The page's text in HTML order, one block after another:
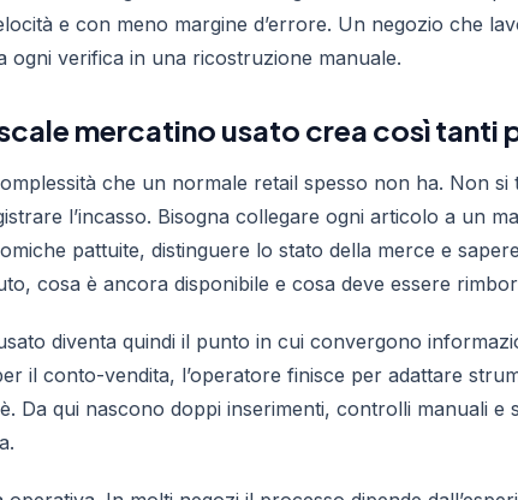
e con meno margine d’errore. Un negozio che
ogni verifica in una ricostruzione manuale.
mercatino usato crea così tanti
che un normale retail spesso non ha. Non si
l’incasso. Bisogna collegare ogni articolo a un
pattuite, distinguere lo stato della merce e
cosa è ancora disponibile e cosa deve essere
diventa quindi il punto in cui convergono
il conto-vendita, l’operatore finisce per adattare
Da qui nascono doppi inserimenti, controlli manuali e